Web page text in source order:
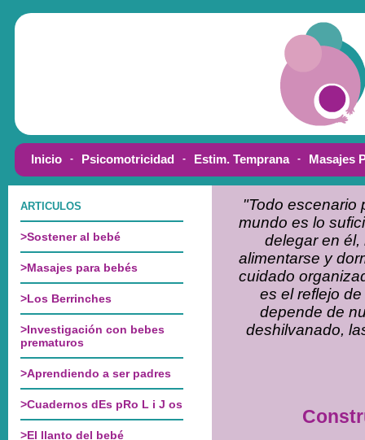
"Todo escenario
mundo es lo
delegar en
alimentarse y
cuidado
es el reflejo
depende de
deshilvanado,